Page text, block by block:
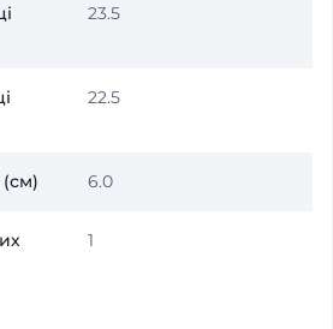
23.5
22.5
(см) 6.0
1